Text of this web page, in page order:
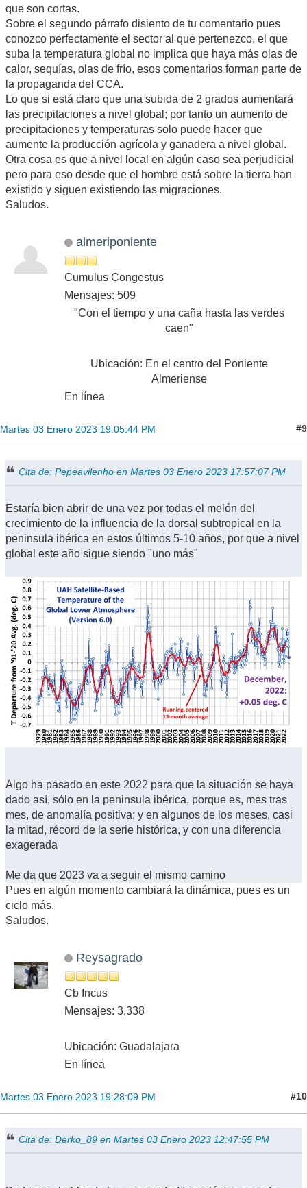
que son cortas.
Sobre el segundo párrafo disiento de tu comentario pues
conozco perfectamente el sector al que pertenezco, el que
suba la temperatura global no implica que haya más olas de
calor, sequías, olas de frío, esos comentarios forman parte de
la propaganda del CCA.
Lo que si está claro que una subida de 2 grados aumentará
las precipitaciones a nivel global; por tanto un aumento de
precipitaciones y temperaturas solo puede hacer que
aumente la producción agrícola y ganadera a nivel global.
Otra cosa es que a nivel local en algún caso sea perjudicial
pero para eso desde que el hombre está sobre la tierra han
existido y siguen existiendo las migraciones.
Saludos.
almeriponiente
Cumulus Congestus
Mensajes: 509
"Con el tiempo y una caña hasta las verdes
caen"
Ubicación: En el centro del Poniente
Almeriense
En línea
Martes 03 Enero 2023 19:05:44 PM #9
Cita de: Pepeavilenho en Martes 03 Enero 2023 17:57:07 PM
Estaría bien abrir de una vez por todas el melón del
crecimiento de la influencia de la dorsal subtropical en la
peninsula ibérica en estos últimos 5-10 años, por que a nivel
global este año sigue siendo "uno más"
Algo ha pasado en este 2022 para que la situación se haya
dado así, sólo en la peninsula ibérica, porque es, mes tras
mes, de anomalía positiva; y en algunos de los meses, casi
la mitad, récord de la serie histórica, y con una diferencia
exagerada
Me da que 2023 va a seguir el mismo camino
Pues en algún momento cambiará la dinámica, pues es un
ciclo más.
Saludos.
Reysagrado
Cb Incus
Mensajes: 3,338
Ubicación: Guadalajara
En línea
Martes 03 Enero 2023 19:28:09 PM #10
Cita de: Derko_89 en Martes 03 Enero 2023 12:47:55 PM